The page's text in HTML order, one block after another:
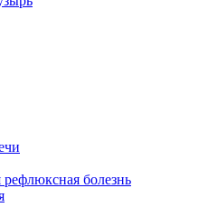
рефлюксная болезнь